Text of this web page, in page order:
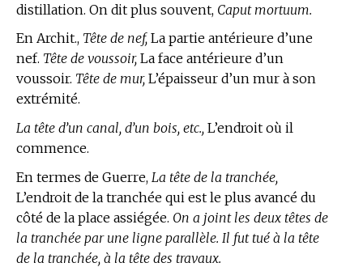
distillation. On dit plus souvent, Caput mortuum.
En Archit., Tête de nef, La partie antérieure d’une
nef. Tête de voussoir, La face antérieure d’un
voussoir. Tête de mur, L’épaisseur d’un mur à son
extrémité.
La tête d’un canal, d’un bois, etc., L’endroit où il
commence.
En termes de Guerre, La tête de la tranchée,
L’endroit de la tranchée qui est le plus avancé du
côté de la place assiégée. On a joint les deux têtes de
la tranchée par une ligne parallèle. Il fut tué à la tête
de la tranchée, à la tête des travaux.